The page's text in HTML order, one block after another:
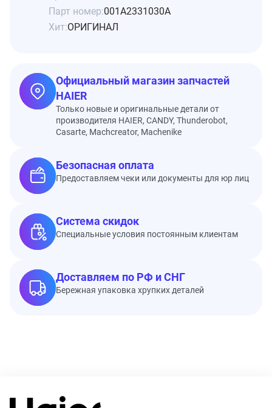
Парт номер:001A2331030A
Хит:ОРИГИНАЛ
Официальный магазин запчастей
HAIER
Только новые и оригинальные детали от
производителя HAIER, CANDY, Thunderobot,
Casarte, Machcreator, Machenike
Безопасная оплата
Предоставляем чеки или документы для юр лиц
Система скидок
Специальные условия постоянным клиентам
Доставляем по РФ и СНГ
Бережная упаковка хрупких деталей